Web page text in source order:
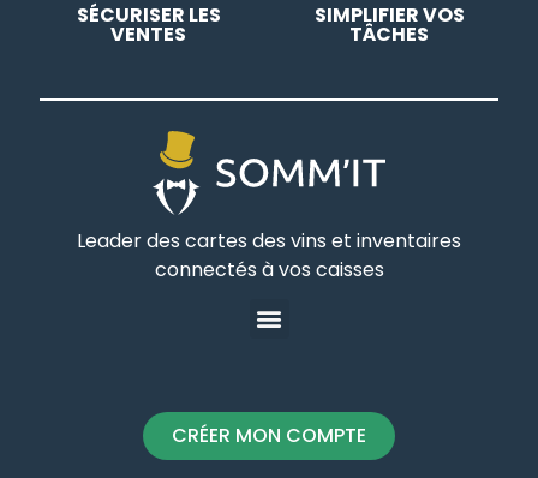
SÉCURISER LES
VENTES
SIMPLIFIER VOS
TÂCHES
Leader des cartes des vins et inventaires
connectés à vos caisses
CRÉER MON COMPTE
utilise des